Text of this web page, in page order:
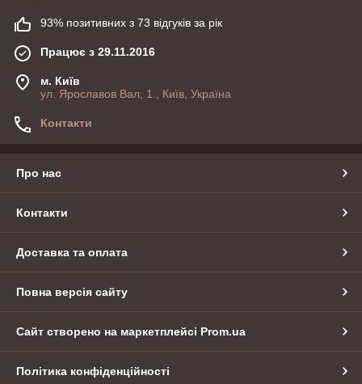
93% позитивних з 73 відгуків за рік
Працює з 29.11.2016
м. Київ
ул. Ярославов Вал, 1., Київ, Україна
Контакти
Про нас
Контакти
Доставка та оплата
Повна версія сайту
Сайт створено на маркетплейсі Prom.ua
Політика конфіденційності